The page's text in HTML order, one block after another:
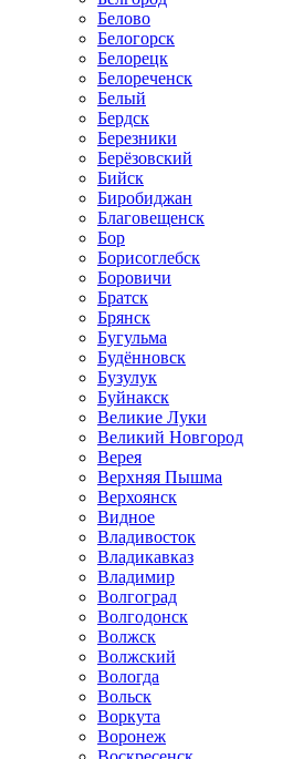
Белово
Белогорск
Белорецк
Белореченск
Белый
Бердск
Березники
Берёзовский
Бийск
Биробиджан
Благовещенск
Бор
Борисоглебск
Боровичи
Братск
Брянск
Бугульма
Будённовск
Бузулук
Буйнакск
Великие Луки
Великий Новгород
Верея
Верхняя Пышма
Верхоянск
Видное
Владивосток
Владикавказ
Владимир
Волгоград
Волгодонск
Волжск
Волжский
Вологда
Вольск
Воркута
Воронеж